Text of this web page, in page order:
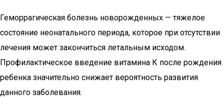
Геморрагическая болезнь новорожденных — тяжелое
состояние неонатального периода, которое при отсутствии
лечения может закончиться летальным исходом.
Профилактическое введение витамина К после рождения
ребенка значительно снижает вероятность развития
данного заболевания.